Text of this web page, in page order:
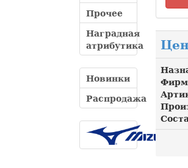
Прочее
Наградная
атрибутика
Новинки
Распродажа